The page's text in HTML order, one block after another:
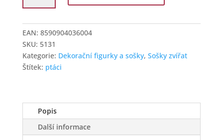
Páv
EAN: 8590904036004
SKU: 5131
Kategorie: Dekorační figurky a sošky, Sošky zvířat
Štítek: ptáci
Popis
Další informace